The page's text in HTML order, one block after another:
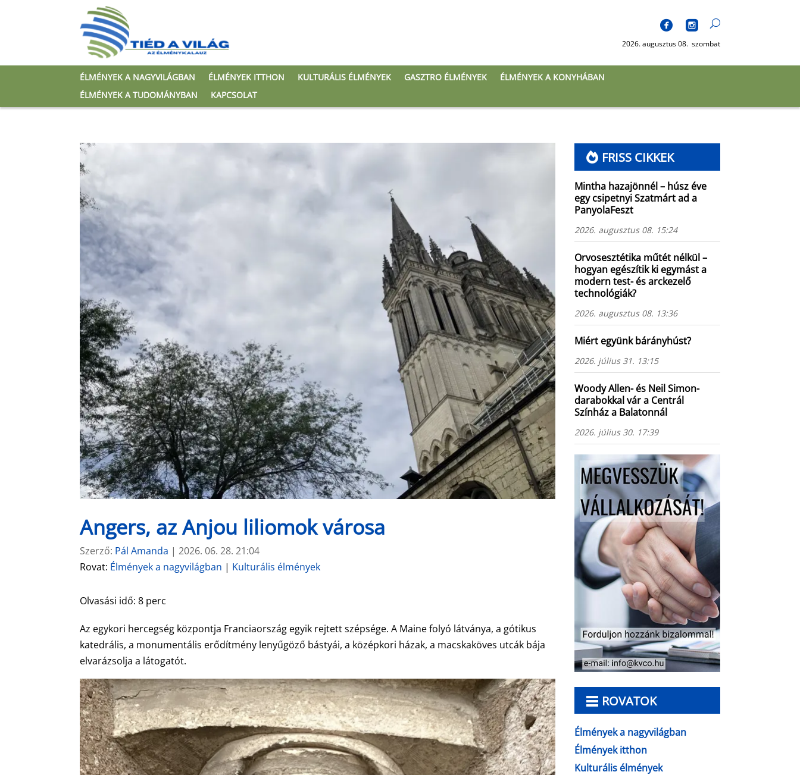
2026. augusztus 08. szombat
ÉLMÉNYEK A NAGYVILÁGBAN ÉLMÉNYEK ITTHON KULTURÁLIS ÉLMÉNYEK GASZTRO ÉLMÉNYEK
ÉLMÉNYEK A KONYHÁBAN
ÉLMÉNYEK A TUDOMÁNYBAN
KAPCSOLAT
Angers, az Anjou liliomok városa
Szerző: Pál Amanda |2026. 06. 28. 21:04
Rovat: Élmények a nagyvilágban | Kulturális élmények
Olvasási idő:8 perc
Az egykori hercegség központja Franciaország egyik rejtett szépsége. A Maine folyó látványa, a gótikus
katedrális, a monumentális erődítmény lenyűgöző bástyái, a középkori házak, a macskaköves utcák bája
elvarázsolja a látogatót.
FRISS CIKKEK
Mintha hazajönnél – húsz éve
egy csipetnyi Szatmárt ad a
PanyolaFeszt
2026. augusztus 08. 15:24
Orvosesztétika műtét nélkül –
hogyan egészítik ki egymást a
modern test- és arckezelő
technológiák?
2026. augusztus 08. 13:36
Miért együnk bárányhúst?
2026. július 31. 13:15
Woody Allen- és Neil Simon-
darabokkal vár a Centrál
Színház a Balatonnál
2026. július 30. 17:39
ROVATOK
Élmények a nagyvilágban
Élmények itthon
Kulturális élmények